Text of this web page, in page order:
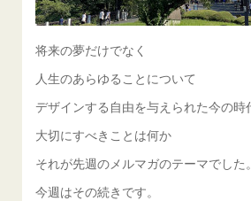
将来の夢だけでなく
人生のあらゆることについて
デザインする自由を与えられた今の時
大切にすべきことは何か
それが先週のメルマガのテーマでした。
今週はその続きです。